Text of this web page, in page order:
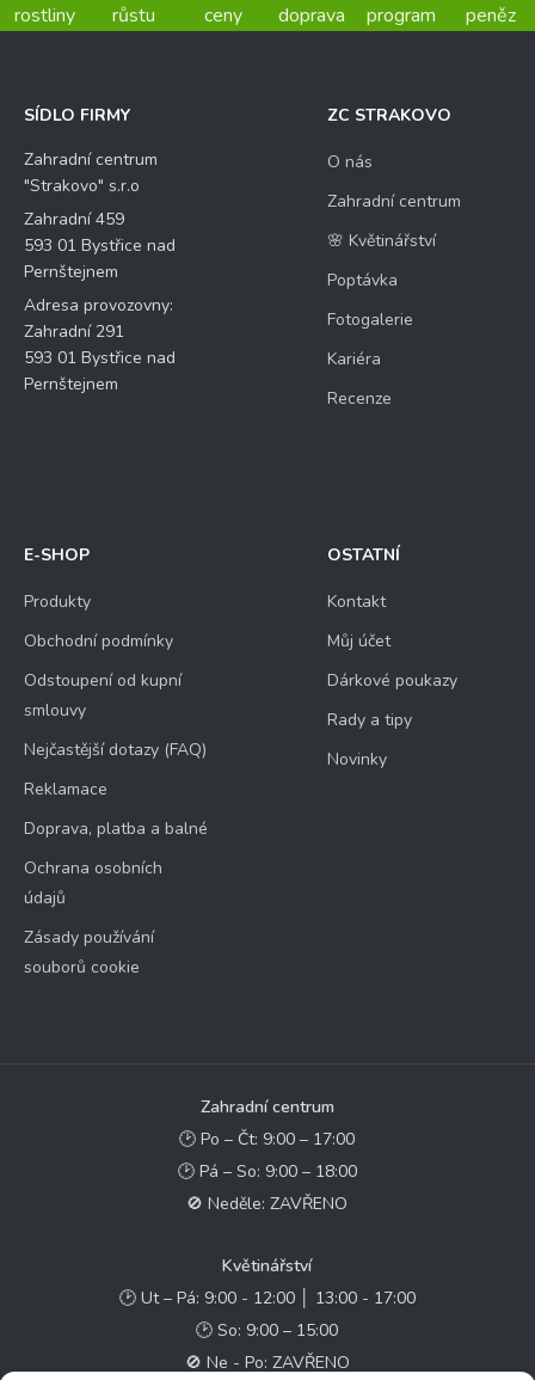
rostliny
růstu
ceny
doprava
program
peněz
SÍDLO FIRMY
Zahradní centrum
"Strakovo" s.r.o
Zahradní 459
593 01 Bystřice nad
Pernštejnem
Adresa provozovny:
Zahradní 291
593 01 Bystřice nad
Pernštejnem
ZC STRAKOVO
O nás
Zahradní centrum
🌸 Květinářství
Poptávka
Fotogalerie
Kariéra
Recenze
E-SHOP
Produkty
Obchodní podmínky
Odstoupení od kupní
smlouvy
Nejčastější dotazy (FAQ)
Reklamace
Doprava, platba a balné
Ochrana osobních
údajů
Zásady používání
souborů cookie
OSTATNÍ
Kontakt
Můj účet
Dárkové poukazy
Rady a tipy
Novinky
Zahradní centrum
🕑 Po – Čt: 9:00 – 17:00
🕑 Pá – So: 9:00 – 18:00
🚫 Neděle: ZAVŘENO
Květinářství
🕑 Ut – Pá: 9:00 - 12:00 │ 13:00 - 17:00
🕑 So: 9:00 – 15:00
🚫 Ne - Po: ZAVŘENO